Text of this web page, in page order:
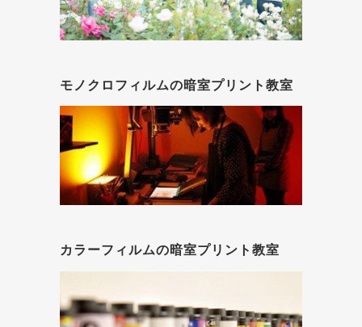
モノクロフィルムの暗室プリント教室
カラーフィルムの暗室プリント教室